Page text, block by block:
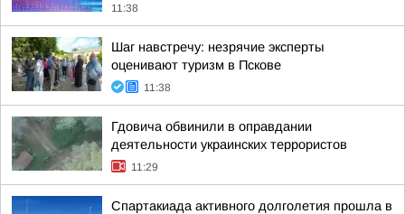
11:38
Шаг навстречу: незрячие эксперты
оценивают туризм в Пскове
11:38
Гдовича обвинили в оправдании
деятельности украинских террористов
11:29
Спартакиада активного долголетия прошла в